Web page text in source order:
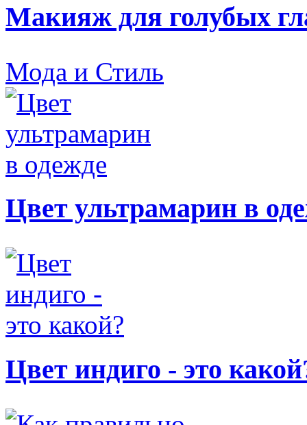
Макияж для голубых
Мода и Стиль
Цвет ультрамарин в
Цвет индиго - это